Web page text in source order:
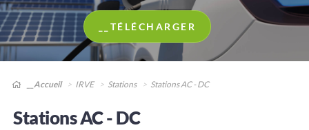
__TÉLÉCHARGER
__Accueil IRVE Stations Stations AC - DC
Stations AC - DC